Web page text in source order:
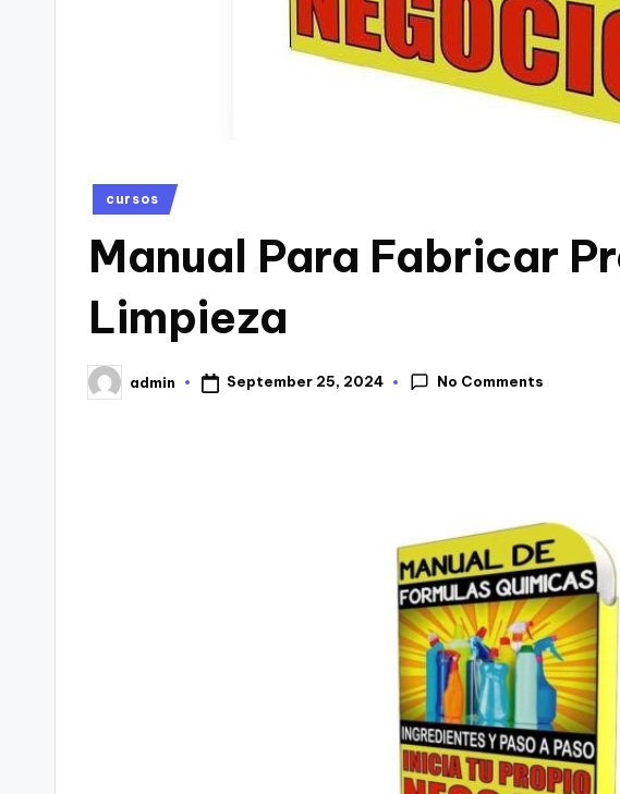
Posted
cursos
Manual Para Fabricar
Limpieza
Posted
by
admin September 25, 2024 No Comments